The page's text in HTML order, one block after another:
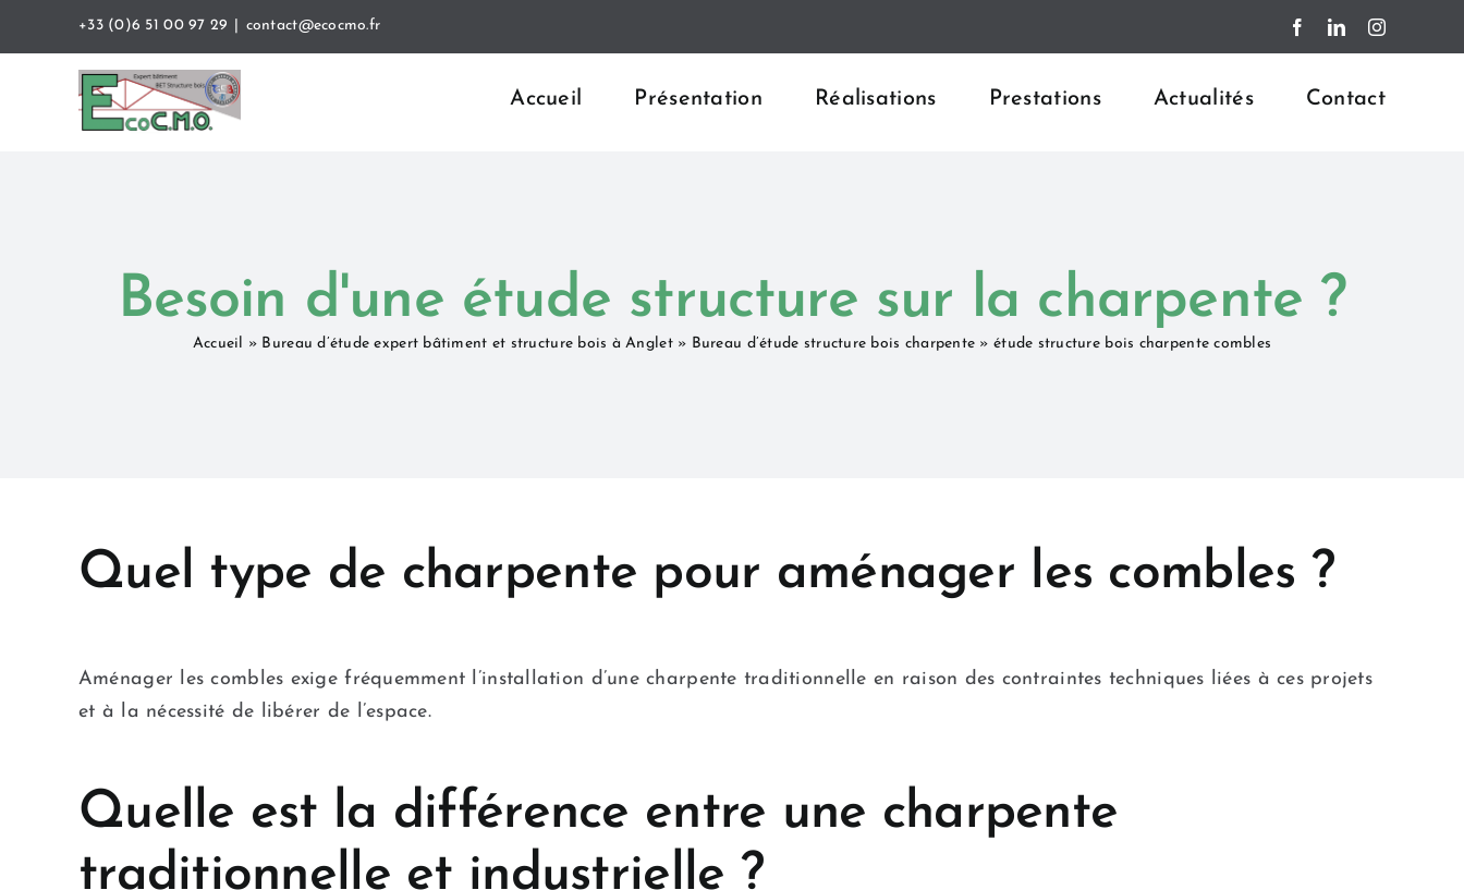
+33 (0)6 51 00 97 29 contact@ecocmo.fr FacebookLinkedInInstagram
Accueil Présentation Réalisations Prestations Actualités Contact
Besoin d'une étude structure sur la charpente ?
Accueil » Bureau d’étude expert bâtiment et structure bois à Anglet» Bureau d’étude structure bois charpente » étude structure bois charpente combles
Quel type de charpente pour aménager les combles ?
Aménager les combles exige fréquemment l’installation d’une charpente traditionnelle en raison des contraintes techniques liées à ces projets
et à la nécessité de libérer de l’espace.
Quelle est la différence entre une charpente
traditionnelle et industrielle ?